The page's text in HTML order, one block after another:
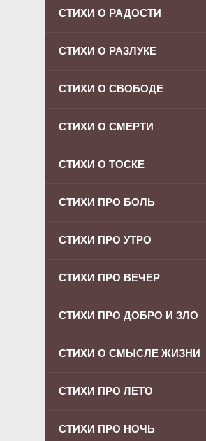
СТИХИ О РАДОСТИ
СТИХИ О РАЗЛУКЕ
СТИХИ О СВОБОДЕ
СТИХИ О СМЕРТИ
СТИХИ О ТОСКЕ
СТИХИ ПРО БОЛЬ
СТИХИ ПРО УТРО
СТИХИ ПРО ВЕЧЕР
СТИХИ ПРО ДОБРО И ЗЛО
СТИХИ О СМЫСЛЕ ЖИЗНИ
СТИХИ ПРО ЛЕТО
СТИХИ ПРО НОЧЬ